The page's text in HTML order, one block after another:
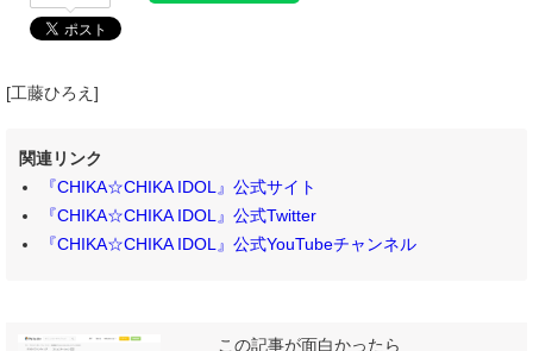
[工藤ひろえ]
関連リンク
『CHIKA☆CHIKA IDOL』公式サイト
『CHIKA☆CHIKA IDOL』公式Twitter
『CHIKA☆CHIKA IDOL』公式YouTubeチャンネル
この記事が面白かったら